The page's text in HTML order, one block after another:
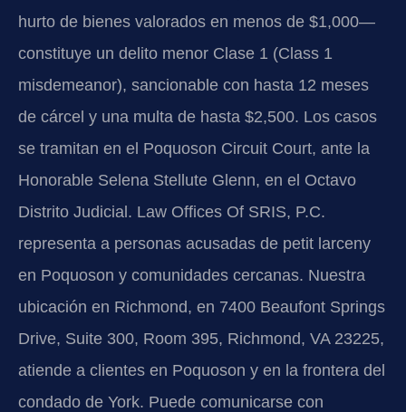
hurto de bienes valorados en menos de $1,000—
constituye un delito menor Clase 1 (Class 1
misdemeanor), sancionable con hasta 12 meses
de cárcel y una multa de hasta $2,500. Los casos
se tramitan en el Poquoson Circuit Court, ante la
Honorable Selena Stellute Glenn, en el Octavo
Distrito Judicial. Law Offices Of SRIS, P.C.
representa a personas acusadas de petit larceny
en Poquoson y comunidades cercanas. Nuestra
ubicación en Richmond, en 7400 Beaufont Springs
Drive, Suite 300, Room 395, Richmond, VA 23225,
atiende a clientes en Poquoson y en la frontera del
condado de York. Puede comunicarse con